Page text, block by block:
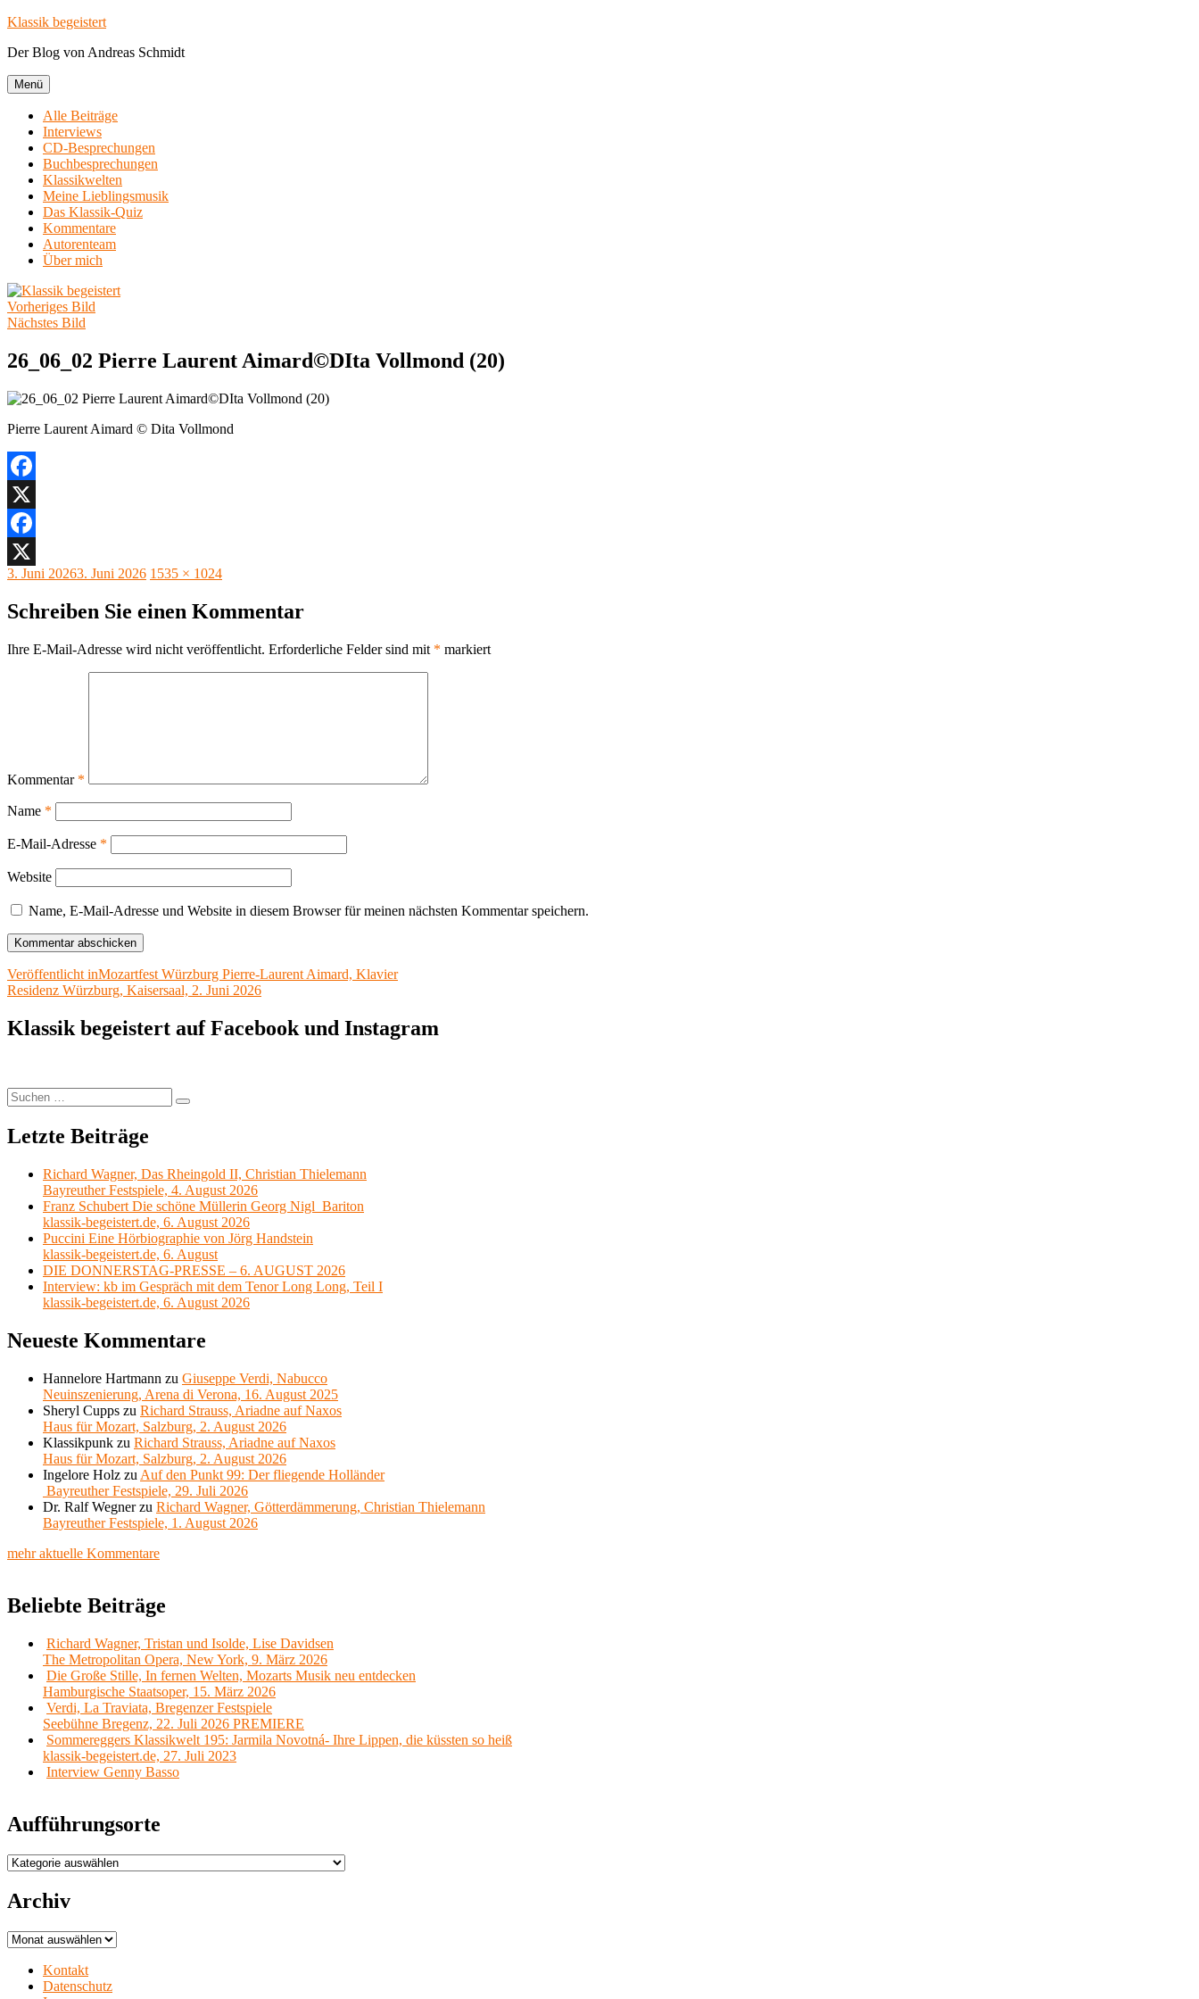
Zum
springen
Klassik begeistert
Der Blog von Andreas Schmidt
Menü
Alle Beiträge
Interviews
CD-Besprechungen
Buchbesprechungen
Klassikwelten
Meine Lieblingsmusik
Das Klassik-Quiz
Kommentare
Autorenteam
Über mich
Vorheriges Bild
Nächstes Bild
26_06_02 Pierre Laurent Aimard©DIta Vollmond (20)
Pierre Laurent Aimard © Dita Vollmond
Facebook
X
Facebook
X
Veröffentlicht
3. Juni 20263. Juni 2026 Originalgröße
1535 × 1024
Schreiben Sie einen Kommentar
Ihre E-Mail-Adresse wird nicht veröffentlicht. Erforderliche Felder sind mit * markiert
Kommentar *
Name *
E-Mail-Adresse *
Website
Name, E-Mail-Adresse und Website in diesem Browser für meinen nächsten Kommentar speichern.
Beitragsnavigation
Veröffentlicht inMozartfest Würzburg Pierre-Laurent Aimard, Klavier
Residenz Würzburg, Kaisersaal, 2. Juni 2026
Klassik begeistert auf Facebook und Instagram
Suchen
nach:
Suchen
Letzte Beiträge
Richard Wagner, Das Rheingold II, Christian Thielemann
Bayreuther Festspiele, 4. August 2026
Franz Schubert Die schöne Müllerin Georg Nigl Bariton
klassik-begeistert.de, 6. August 2026
Puccini Eine Hörbiographie von Jörg Handstein
klassik-begeistert.de, 6. August
DIE DONNERSTAG-PRESSE – 6. AUGUST 2026
Interview: kb im Gespräch mit dem Tenor Long Long, Teil I
klassik-begeistert.de, 6. August 2026
Neueste Kommentare
Hannelore Hartmann zu Giuseppe Verdi, Nabucco
Neuinszenierung, Arena di Verona, 16. August 2025
Sheryl Cupps zu Richard Strauss, Ariadne auf Naxos
Haus für Mozart, Salzburg, 2. August 2026
Klassikpunk zu Richard Strauss, Ariadne auf Naxos
Haus für Mozart, Salzburg, 2. August 2026
Ingelore Holz zu Auf den Punkt 99: Der fliegende Holländer
Bayreuther Festspiele, 29. Juli 2026
Dr. Ralf Wegnerzu Richard Wagner, Götterdämmerung, Christian Thielemann
Bayreuther Festspiele, 1. August 2026
mehr aktuelle Kommentare
Beliebte Beiträge
Richard Wagner, Tristan und Isolde, Lise Davidsen
The Metropolitan Opera, New York, 9. März 2026
Die Große Stille, In fernen Welten, Mozarts Musik neu entdecken
Hamburgische Staatsoper, 15. März 2026
Verdi, La Traviata, Bregenzer Festspiele
Seebühne Bregenz, 22. Juli 2026 PREMIERE
Sommereggers Klassikwelt 195: Jarmila Novotná- Ihre Lippen, die küssten so heiß
klassik-begeistert.de, 27. Juli 2023
Interview Genny Basso
Aufführungsorte
Aufführungsorte
Archiv
Archiv
Kontakt
Datenschutz